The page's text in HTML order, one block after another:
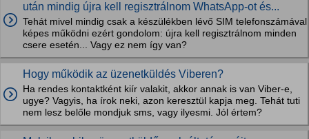
után mindig újra kell regisztrálnom WhatsApp-ot és...
Tehát mivel mindig csak a készülékben lévő SIM telefonszámával
képes működni ezért gondolom: újra kell regisztrálnom minden
csere esetén... Vagy ez nem így van?
Hogy működik az üzenetküldés Viberen?
Ha rendes kontaktként kiír valakit, akkor annak is van Viber-e,
ugye? Vagyis, ha írok neki, azon keresztül kapja meg. Tehát tuti
nem lesz belőle mondjuk sms, vagy ilyesmi. Jól értem?